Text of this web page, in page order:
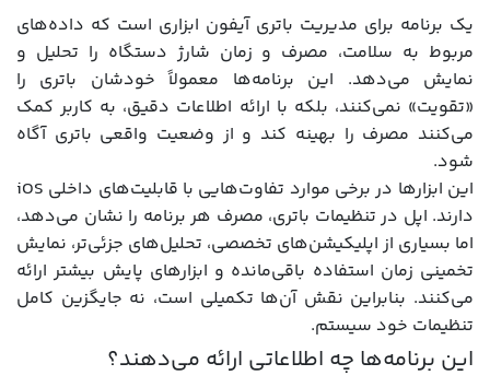
یک برنامه برای مدیریت باتری آیفون ابزاری است که داده‌های
مربوط به سلامت، مصرف و زمان شارژ دستگاه را تحلیل و
نمایش می‌دهد. این برنامه‌ها معمولاً خودشان باتری را
«تقویت» نمی‌کنند، بلکه با ارائه اطلاعات دقیق، به کاربر کمک
می‌کنند مصرف را بهینه کند و از وضعیت واقعی باتری آگاه
شود.
این ابزارها در برخی موارد تفاوت‌هایی با قابلیت‌های داخلی iOS
دارند. اپل در تنظیمات باتری، مصرف هر برنامه را نشان می‌دهد،
اما بسیاری از اپلیکیشن‌های تخصصی، تحلیل‌های جزئی‌تر، نمایش
تخمینی زمان استفاده باقی‌مانده و ابزارهای پایش بیشتر ارائه
می‌کنند. بنابراین نقش آن‌ها تکمیلی است، نه جایگزین کامل
تنظیمات خود سیستم.
این برنامه‌ها چه اطلاعاتی ارائه می‌دهند؟